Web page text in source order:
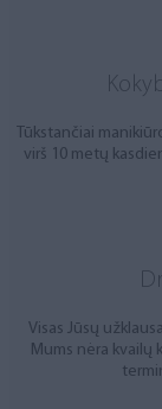
Tūkstančiai
virš 10 metų
Visas Jūsų
Mums nėra kvailų